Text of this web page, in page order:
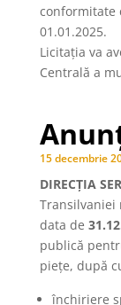
conformitate
01.01.2025.
Licitaţia va
Centrală a
15 decembrie
DIRECȚIA
Transilvaniei
data de
publică
piețe, după
închiriere